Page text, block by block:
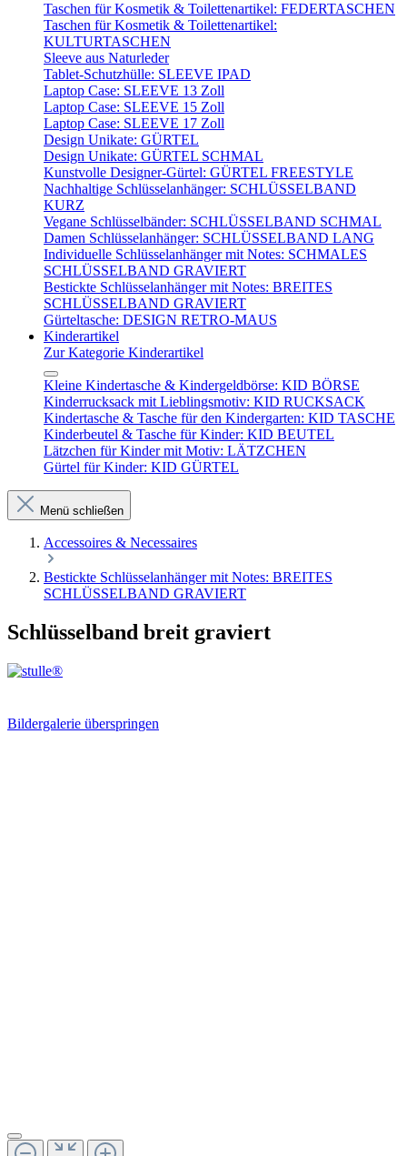
Taschen für Kosmetik & Toilettenartikel: FEDERTASCHEN
Taschen für Kosmetik & Toilettenartikel:
KULTURTASCHEN
Sleeve aus Naturleder
Tablet-Schutzhülle: SLEEVE IPAD
Laptop Case: SLEEVE 13 Zoll
Laptop Case: SLEEVE 15 Zoll
Laptop Case: SLEEVE 17 Zoll
Design Unikate: GÜRTEL
Design Unikate: GÜRTEL SCHMAL
Kunstvolle Designer-Gürtel: GÜRTEL FREESTYLE
Nachhaltige Schlüsselanhänger: SCHLÜSSELBAND
KURZ
Vegane Schlüsselbänder: SCHLÜSSELBAND SCHMAL
Damen Schlüsselanhänger: SCHLÜSSELBAND LANG
Individuelle Schlüsselanhänger mit Notes: SCHMALES
SCHLÜSSELBAND GRAVIERT
Bestickte Schlüsselanhänger mit Notes: BREITES
SCHLÜSSELBAND GRAVIERT
Gürteltasche: DESIGN RETRO-MAUS
Kinderartikel
Zur Kategorie Kinderartikel
Kleine Kindertasche & Kindergeldbörse: KID BÖRSE
Kinderrucksack mit Lieblingsmotiv: KID RUCKSACK
Kindertasche & Tasche für den Kindergarten: KID TASCHE
Kinderbeutel & Tasche für Kinder: KID BEUTEL
Lätzchen für Kinder mit Motiv: LÄTZCHEN
Gürtel für Kinder: KID GÜRTEL
Menü schließen
Accessoires & Necessaires
Bestickte Schlüsselanhänger mit Notes: BREITES
SCHLÜSSELBAND GRAVIERT
Schlüsselband breit graviert
Bildergalerie überspringen